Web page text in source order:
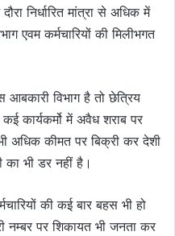
निर्धारित मांत्रा से अधिक में
एवम कर्मचारियों की मिलीभगत
विभाग है तो छेत्रिय
कार्यकर्मो में अवैध शराब पर
अधिक कीमत पर बिक्री कर देशी
का भी डर नहीं है।
की कई बार बहस भी हो
नम्बर पर शिकायत भी जनता कर